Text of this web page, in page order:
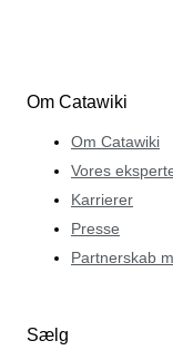
Om Catawiki
Om Catawiki
Vores
Karrierer
Presse
Partnerskab
Sælg